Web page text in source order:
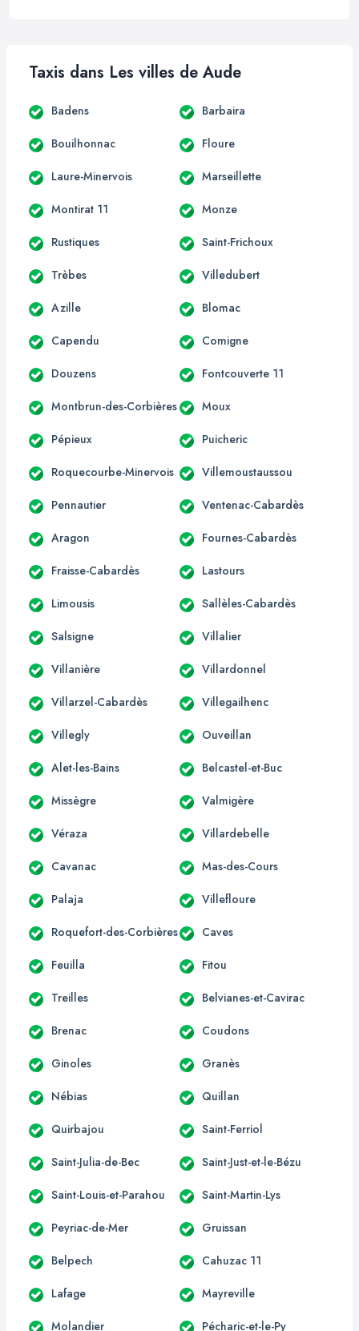
Taxis dans Les villes de Aude
Badens Barbaira
Bouilhonnac Floure
Laure-Minervois Marseillette
Montirat 11 Monze
Rustiques Saint-Frichoux
Trèbes Villedubert
Azille Blomac
Capendu Comigne
Douzens Fontcouverte 11
Montbrun-des-Corbières Moux
Pépieux Puicheric
Roquecourbe-Minervois Villemoustaussou
Pennautier Ventenac-Cabardès
Aragon Fournes-Cabardès
Fraisse-Cabardès Lastours
Limousis Sallèles-Cabardès
Salsigne Villalier
Villanière Villardonnel
Villarzel-Cabardès Villegailhenc
Villegly Ouveillan
Alet-les-Bains Belcastel-et-Buc
Missègre Valmigère
Véraza Villardebelle
Cavanac Mas-des-Cours
Palaja Villefloure
Roquefort-des-Corbières Caves
Feuilla Fitou
Treilles Belvianes-et-Cavirac
Brenac Coudons
Ginoles Granès
Nébias Quillan
Quirbajou Saint-Ferriol
Saint-Julia-de-Bec Saint-Just-et-le-Bézu
Saint-Louis-et-Parahou Saint-Martin-Lys
Peyriac-de-Mer Gruissan
Belpech Cahuzac 11
Lafage Mayreville
Molandier Pécharic-et-le-Py